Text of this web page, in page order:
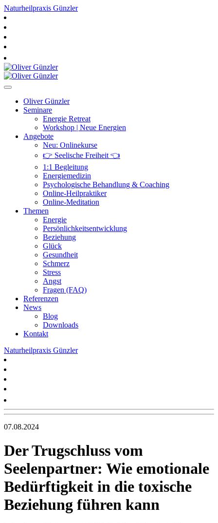
Naturheilpraxis Günzler
Oliver Günzler
Seminare
Energie Retreat
Workshop | Neue Energien
Angebote
Neu: Onlinekurse
👉 Seelische Freiheit 👈
1:1 Begleitung
Energiemedizin
Psychologische Behandlung & Coaching
Online-Heilpraktiker
Online-Meditation
Themen
Energie
Persönlichkeitsentwicklung
Beziehung
Glück
Gesundheit
Schmerz
Stress
Angst
Fragen (FAQ)
Referenzen
News
Blog
Downloads
Kontakt
Naturheilpraxis Günzler
07.08.2024
Der Trugschluss vom
Seelenpartner: Wie emotionale
Bedürftigkeit in die toxische
Beziehung führen kann